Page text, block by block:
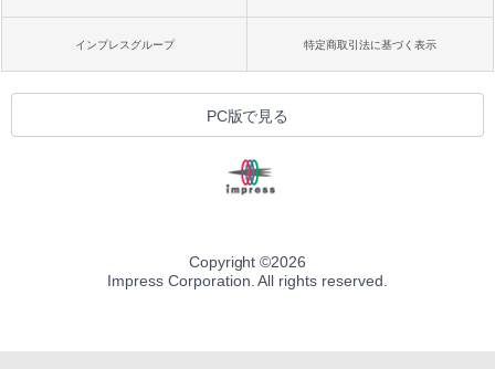
インプレスグループ 特定商取引法に基づく表示
PC版で見る
Copyright ©2026
Impress Corporation. All rights reserved.